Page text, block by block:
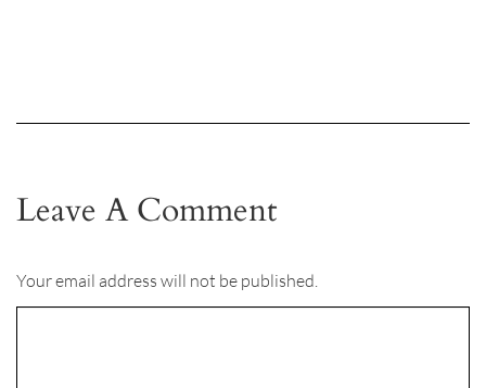
Leave A Comment
Your email address will not be published.